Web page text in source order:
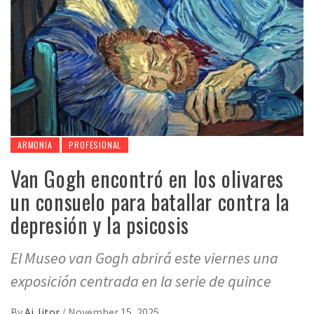
ARMONÍA PROFESIONAL
Van Gogh encontró en los olivares
un consuelo para batallar contra la
depresión y la psicosis
El Museo van Gogh abrirá este viernes una
exposición centrada en la serie de quince